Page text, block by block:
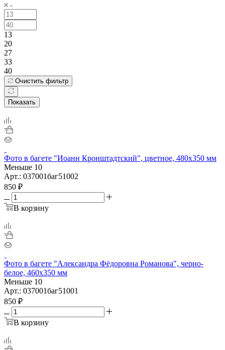
13
20
27
33
40
Очистить фильтр
Показать
Фото в багете "Иоанн Кронштадтский", цветное, 480х350 мм
Меньше 10
Арт.: 037001баг51002
850 ₽
В корзину
Фото в багете "Александра Фёдоровна Романова", черно-
белое, 460х350 мм
Меньше 10
Арт.: 037001баг51001
850 ₽
В корзину